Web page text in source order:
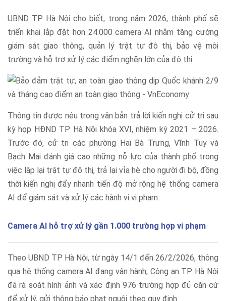
UBND TP Hà Nội cho biết, trong năm 2026, thành phố sẽ
triển khai lắp đặt hơn 24.000 camera AI nhằm tăng cường
giám sát giao thông, quản lý trật tự đô thị, bảo vệ môi
trường và hỗ trợ xử lý các điểm nghẽn lớn của đô thị.
Thông tin được nêu trong văn bản trả lời kiến nghị cử tri sau
kỳ họp HĐND TP Hà Nội khóa XVI, nhiệm kỳ 2021 – 2026.
Trước đó, cử tri các phường Hai Bà Trưng, Vĩnh Tuy và
Bạch Mai đánh giá cao những nỗ lực của thành phố trong
việc lập lại trật tự đô thị, trả lại vỉa hè cho người đi bộ, đồng
thời kiến nghị đẩy nhanh tiến độ mở rộng hệ thống camera
AI để giám sát và xử lý các hành vi vi phạm.
Camera AI hỗ trợ xử lý gần 1.000 trường hợp vi phạm
Theo UBND TP Hà Nội, từ ngày 14/1 đến 26/2/2026, thông
qua hệ thống camera AI đang vận hành, Công an TP Hà Nội
đã rà soát hình ảnh và xác định 976 trường hợp đủ căn cứ
để xử lý, gửi thông báo phạt nguội theo quy định.